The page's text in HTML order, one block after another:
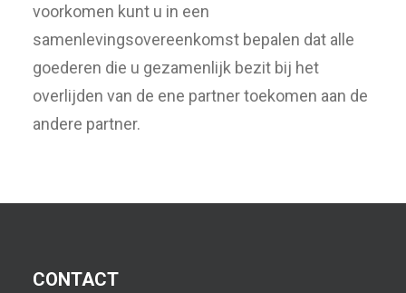
voorkomen kunt u in een
samenlevingsovereenkomst bepalen dat alle
goederen die u gezamenlijk bezit bij het
overlijden van de ene partner toekomen aan de
andere partner.
CONTACT